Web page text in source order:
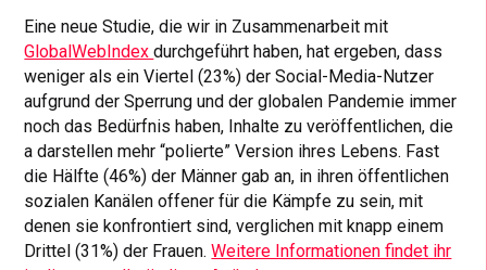
Eine neue Studie, die wir in Zusammenarbeit mit
GlobalWebIndexdurchgeführt haben, hat ergeben, dass
weniger als ein Viertel (23%) der Social-Media-Nutzer
aufgrund der Sperrung und der globalen Pandemie immer
noch das Bedürfnis haben, Inhalte zu veröffentlichen, die
a darstellen mehr “polierte” Version ihres Lebens. Fast
die Hälfte (46%) der Männer gab an, in ihren öffentlichen
sozialen Kanälen offener für die Kämpfe zu sein, mit
denen sie konfrontiert sind, verglichen mit knapp einem
Drittel (31%) der Frauen.Weitere Informationen findet ihr